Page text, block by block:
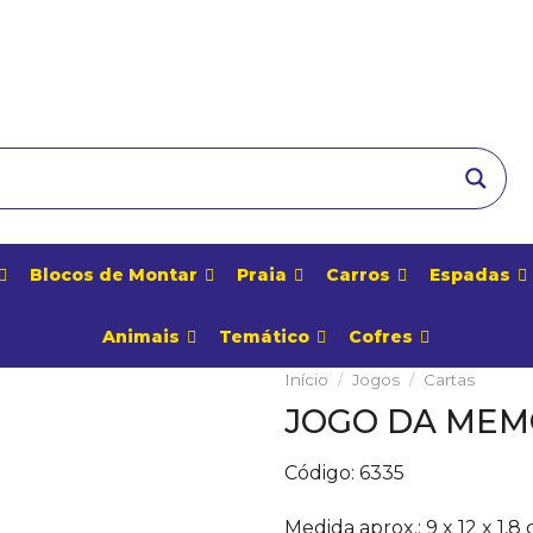
Blocos de Montar Praia Carros Espadas
Animais Temático Cofres
Início / Jogos / Cartas
JOGO DA
Código: 6335
Medida aprox.: 9 x 12 x 1,8